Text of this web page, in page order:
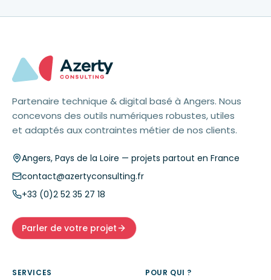
Partenaire technique & digital basé à Angers. Nous
concevons des outils numériques robustes, utiles
et adaptés aux contraintes métier de nos clients.
Angers, Pays de la Loire — projets partout en France
contact@azertyconsulting.fr
+33 (0)2 52 35 27 18
Parler de votre projet
SERVICES POUR QUI ?